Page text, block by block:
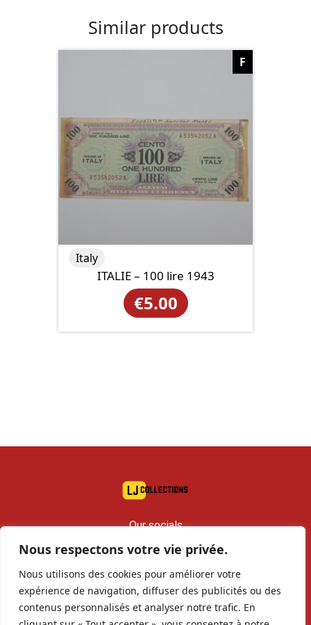
Nous respectons votre vie privée.
Nous utilisons des cookies pour améliorer votre
expérience de navigation, diffuser des publicités ou des
contenus personnalisés et analyser notre trafic. En
Similar products
F
ITALIE – 100 lire 1943
€5.00
Italy
Our socials
RCS 979 374 147 Romans